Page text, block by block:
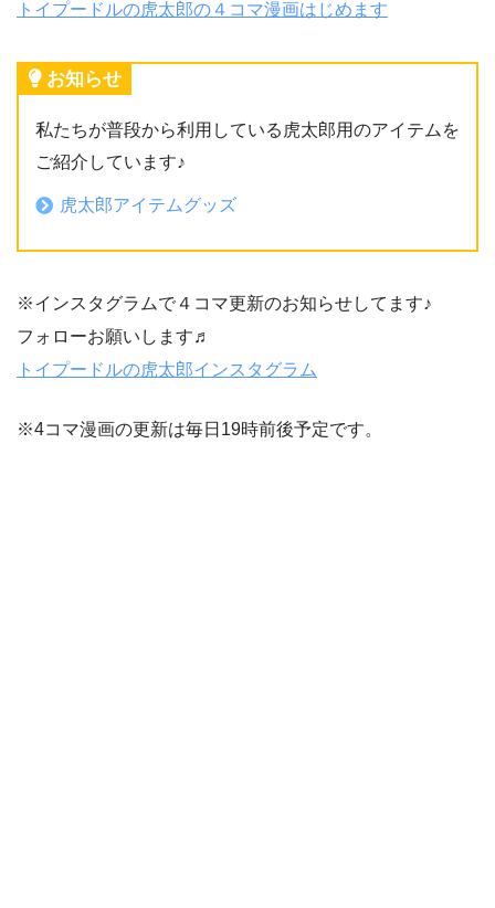
トイプードルの虎太郎の４コマ漫画はじめます
お知らせ
私たちが普段から利用している虎太郎用のアイテムを
ご紹介しています♪
虎太郎アイテムグッズ
※インスタグラムで４コマ更新のお知らせしてます♪
フォローお願いします♬
トイプードルの虎太郎インスタグラム
※4コマ漫画の更新は毎日19時前後予定です。